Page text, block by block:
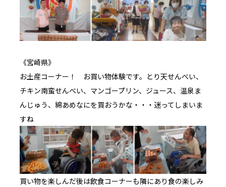
《宮崎県》
お土産コーナー！ お買い物体験です。とり天せんべい、
チキン南蛮せんべい、マンゴープリン、ジュース、温泉ま
んじゅう、綿あめなにを買おうかな・・・迷ってしまいま
すね
買い物を楽しんだ後は飲食コーナーも隣にあり食の楽しみ